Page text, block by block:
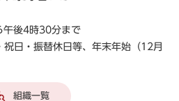
午後4時30分まで
日・振替休日等、年末年始（12月
組織一覧